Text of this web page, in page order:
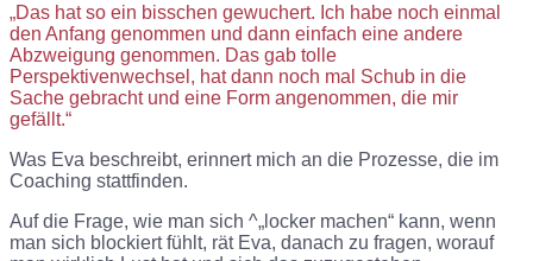
„Das hat so ein bisschen gewuchert. Ich habe noch einmal
den Anfang genommen und dann einfach eine andere
Abzweigung genommen. Das gab tolle
Perspektivenwechsel, hat dann noch mal Schub in die
Sache gebracht und eine Form angenommen, die mir
gefällt.“
Was Eva beschreibt, erinnert mich an die Prozesse, die im
Coaching stattfinden.
Auf die Frage, wie man sich ^„locker machen“ kann, wenn
man sich blockiert fühlt, rät Eva, danach zu fragen, worauf